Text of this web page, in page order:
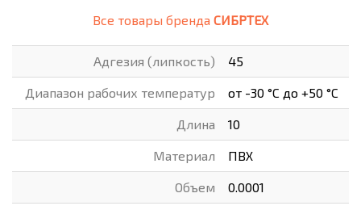
Все товары бренда СИБРТЕХ
Адгезия (липкость) 45
Диапазон рабочих температур от -30 °C до +50 °C
Длина 10
Материал ПВХ
Объем 0.0001